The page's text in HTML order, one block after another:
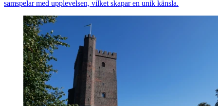
samspelar med upplevelsen, vilket skapar en unik känsla.